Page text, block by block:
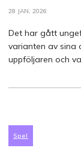
28 JAN, 2026
Det har gått
varianten av sina
uppföljaren och
Spel